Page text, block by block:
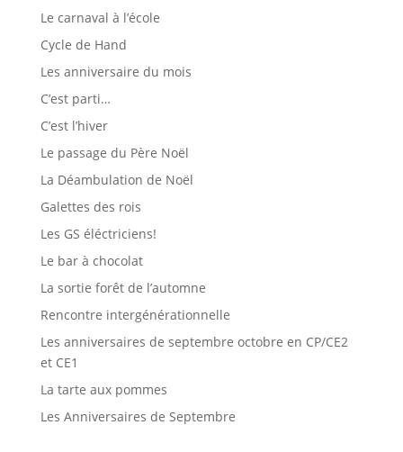
Le carnaval à l’école
Cycle de Hand
Les anniversaire du mois
C’est parti…
C’est l’hiver
Le passage du Père Noël
La Déambulation de Noël
Galettes des rois
Les GS éléctriciens!
Le bar à chocolat
La sortie forêt de l’automne
Rencontre intergénérationnelle
Les anniversaires de septembre octobre en CP/CE2
et CE1
La tarte aux pommes
Les Anniversaires de Septembre